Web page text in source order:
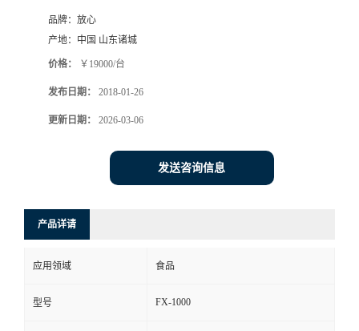
品牌： 放心
产地： 中国 山东诸城
价格： ￥19000/台
发布日期： 2018-01-26
更新日期： 2026-03-06
发送咨询信息
产品详请
应用领域 食品
型号 FX-1000